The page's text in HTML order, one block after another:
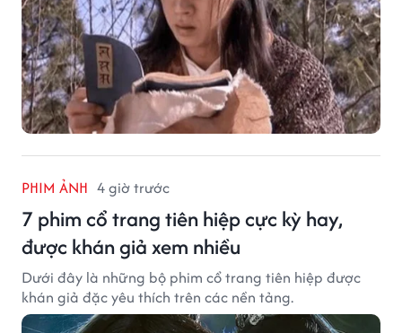
PHIM ẢNH 4 giờ trước
7 phim cổ trang tiên hiệp cực kỳ hay,
được khán giả xem nhiều
Dưới đây là những bộ phim cổ trang tiên hiệp được
khán giả đặc yêu thích trên các nền tảng.